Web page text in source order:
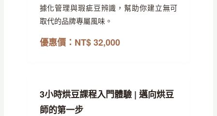
據化管理與瑕疵豆辨識，幫助你建立無可
取代的品牌專屬風味。
優惠價：NT$ 32,000
3小時烘豆課程入門體驗 | 邁向烘豆
師的第一步